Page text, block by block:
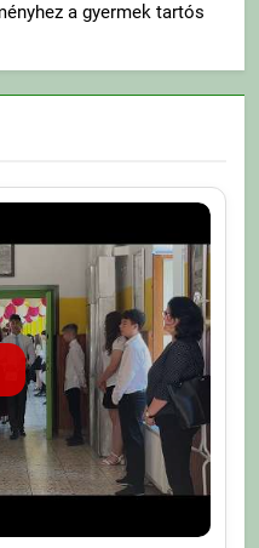
a gyermek tartós